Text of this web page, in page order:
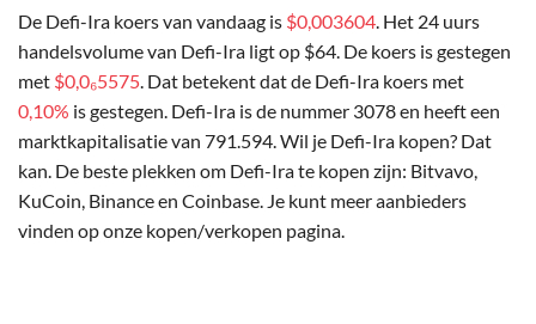
De Defi-Ira koers van vandaag is $0,003604. Het 24 uurs
handelsvolume van Defi-Ira ligt op $64. De koers is gestegen
met $0,0₆5575. Dat betekent dat de Defi-Ira koers met
0,10% is gestegen. Defi-Ira is de nummer 3078 en heeft een
marktkapitalisatie van 791.594. Wil je Defi-Ira kopen? Dat
kan. De beste plekken om Defi-Ira te kopen zijn: Bitvavo,
KuCoin, Binance en Coinbase. Je kunt meer aanbieders
vinden op onze kopen/verkopen pagina.